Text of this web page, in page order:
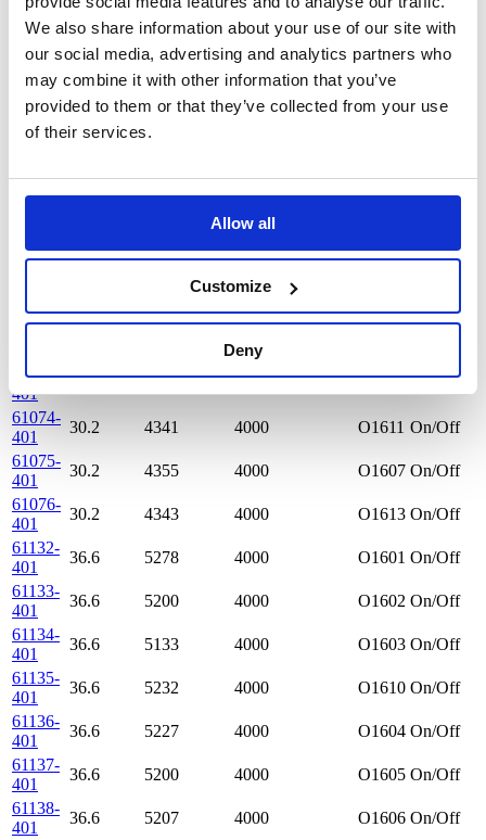
We also share information about your use of our site with
our social media, advertising and analytics partners who
may combine it with other information that you’ve
provided to them or that they’ve collected from your use
of their services.
Allow all
Customize
Deny
61010-
20.5 2992 4000 O1613 On/Off
401
30.2 4363 4000 O1601
61067-
401
30.2
401
61069-
61070-
401
30.2 4313 4000 O1604 On/Off
401
4000
61072-
61073-
401
30.2 4305 4000 O1609 On/Off
61074-
401
30.2 4341 4000 O1611 On/Off
61075-
401
30.2 4355 4000 O1607 On/Off
61076-
401
30.2 4343 4000 O1613 On/Off
61132-
401
36.6 5278 4000 O1601 On/Off
61133-
401
36.6 5200 4000 O1602 On/Off
61134-
401
36.6 5133 4000 O1603 On/Off
61135-
401
36.6 5232 4000 O1610 On/Off
61136-
401
36.6 5227 4000 O1604 On/Off
61137-
401
36.6 5200 4000 O1605 On/Off
61138-
401
36.6 5207 4000 O1606 On/Off